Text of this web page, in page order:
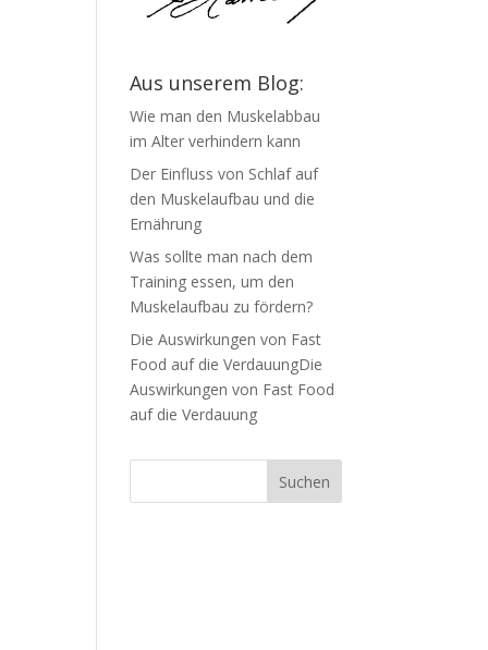
Aus unserem Blog:
Wie man den Muskelabbau
im Alter verhindern kann
Der Einfluss von Schlaf auf
den Muskelaufbau und die
Ernährung
Was sollte man nach dem
Training essen, um den
Muskelaufbau zu fördern?
Die Auswirkungen von Fast
Food auf die VerdauungDie
Auswirkungen von Fast Food
auf die Verdauung